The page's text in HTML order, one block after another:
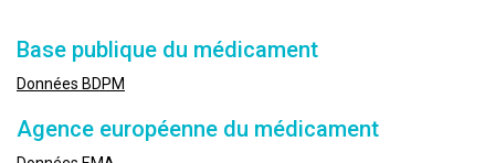
Base publique du médicament
Données BDPM
Agence européenne du médicament